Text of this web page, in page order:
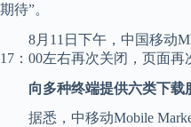
期待”。
8月11日下午，中国移动
17：00左右再次关闭，页面再
向多种终端提供六类下载
据悉，中移动Mobile